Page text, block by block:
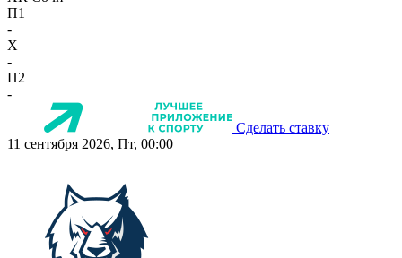
П1
-
X
-
П2
-
Сделать ставку
11 сентября 2026, Пт, 00:00